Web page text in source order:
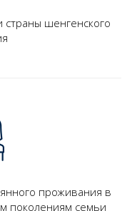
шенгенского
проживания в
поколениям семьи